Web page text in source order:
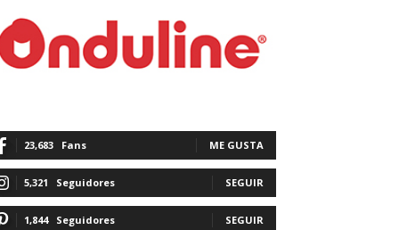
23,683 Fans ME GUSTA
5,321 Seguidores SEGUIR
1,844 Seguidores SEGUIR